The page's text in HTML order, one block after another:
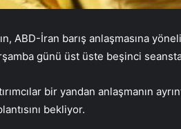
ABD-İran barış anlaşmasına
günü üst üste beşinci
bir yandan anlaşmanın
bekliyor.